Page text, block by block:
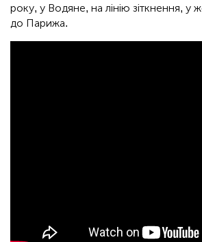
року, у Водяне, на лінію зіткнення, у
до Парижа.